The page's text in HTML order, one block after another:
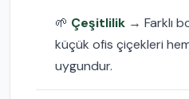
🌱 Çeşitlilik → Farklı
küçük ofis çiçekleri
uygundur.